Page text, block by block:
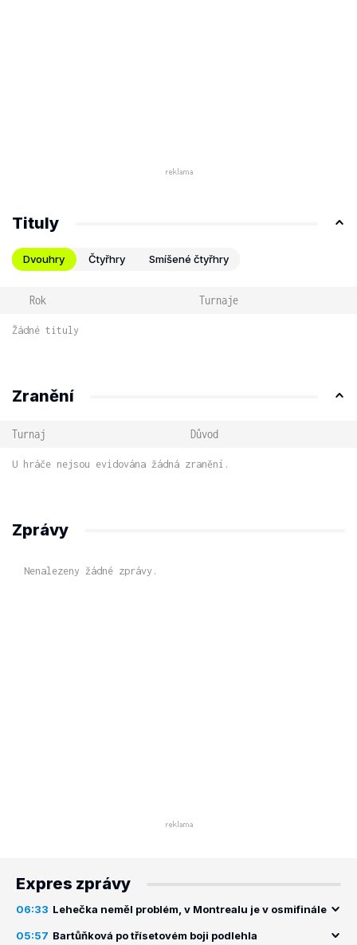
Tituly
Dvouhry Čtyřhry Smíšené čtyřhry
Rok Turnaje
Žádné tituly
Zranění
Turnaj Důvod
U hráče nejsou evidována žádná zranění.
Zprávy
Nenalezeny žádné zprávy.
Expres zprávy
06:33 Lehečka neměl problém, v Montrealu je v osmifinále
05:57 Bartůňková po třísetovém boji podlehla